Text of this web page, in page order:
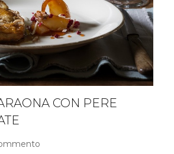
CON PERE